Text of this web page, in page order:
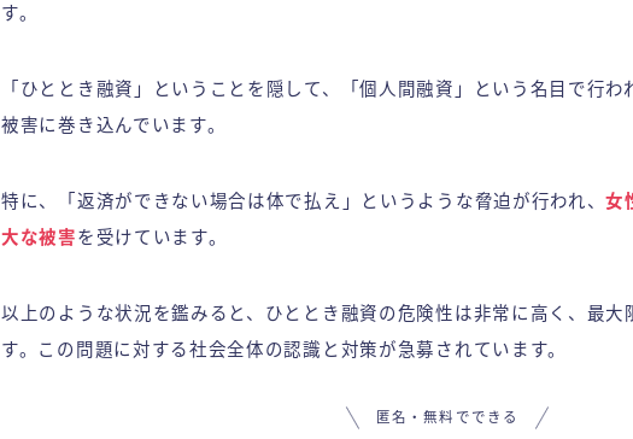
す。
「ひととき融資」ということを隠して、「個人間融資」という名目で行
被害に巻き込んでいます。
特に、「返済ができない場合は体で払え」というような脅迫が行われ、女
大な被害を受けています。
以上のような状況を鑑みると、ひととき融資の危険性は非常に高く、最大
す。この問題に対する社会全体の認識と対策が急募されています。
匿名・無料でできる